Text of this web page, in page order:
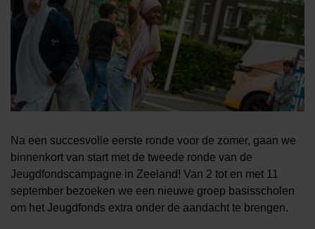
Na een succesvolle eerste ronde voor de zomer, gaan we
binnenkort van start met de tweede ronde van de
Jeugdfondscampagne in Zeeland! Van 2 tot en met 11
september bezoeken we een nieuwe groep basisscholen
om het Jeugdfonds extra onder de aandacht te brengen.